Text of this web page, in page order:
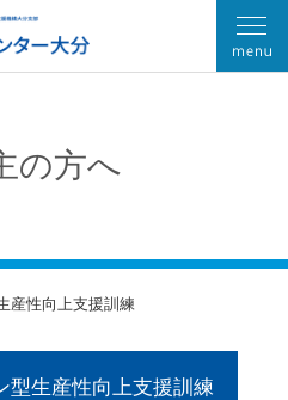
の方へ
産性向上支援訓練
型生産性向上支援訓練